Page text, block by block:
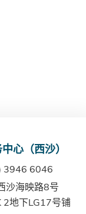
灯片
心（西沙）
3946 6046
沙海映路8号
2地下LG17号铺